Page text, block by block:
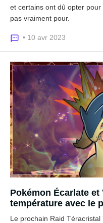
et certains ont dû opter
pas vraiment pour.
• 10 avr 2023
Pokémon Écarlate
température avec le
Le prochain Raid